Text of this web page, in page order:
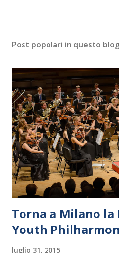
Post popolari in questo blog
Torna a Milano la
Youth
luglio 31, 2015